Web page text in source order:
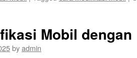
Mobil dengan
byadmin